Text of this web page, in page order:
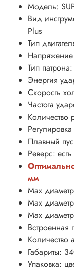
Модель:
Вид
Plus
Тип
Тип
Энергия
Скорость
Частота
Плавный
Реверс: есть
мм
Max
Max
Мах
Встроенная
Количество
Габариты:
Упаковка: